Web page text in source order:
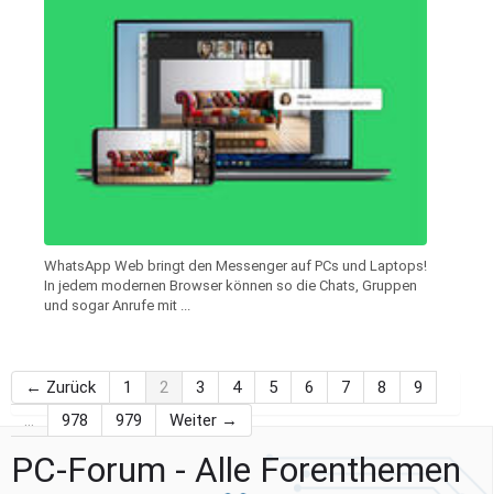
WhatsApp Web bringt den Messenger auf PCs und Laptops!
In jedem modernen Browser können so die Chats, Gruppen
und sogar Anrufe mit ...
← Zurück 1 2 3 4 5 6 7 8
9
…
978 979 Weiter →
PC-Forum - Alle Forenthemen